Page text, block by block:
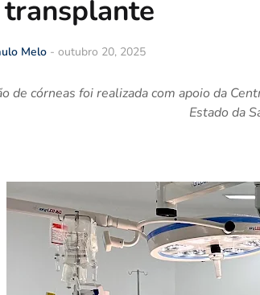
Melo - outubro 20, 2025
de córneas foi realizada com apoio da
Estado da